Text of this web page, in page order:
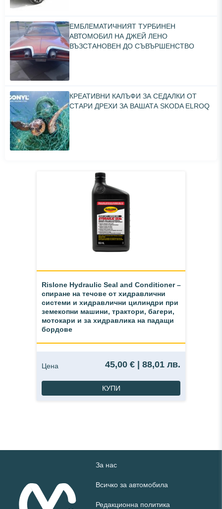
ЕМБЛЕМАТИЧНИЯТ ТУРБИНЕН
АВТОМОБИЛ НА ДЖЕЙ ЛЕНО
ВЪЗСТАНОВЕН ДО СЪВЪРШЕНСТВО
КРЕАТИВНИ КАЛЪФИ ЗА СЕДАЛКИ ОТ
СТАРИ ДРЕХИ ЗА ВАШАТА SKODA ELROQ
Rislone Hydraulic Seal and Conditioner –
спиране на течове от хидравлични
системи и хидравлични цилиндри при
земекопни машини, трактори, багери,
мотокари и за хидравлика на падащи
бордове
Цена 45,00 € | 88,01 лв.
КУПИ
За нас
Всичко за автомобила
Редакционна политика